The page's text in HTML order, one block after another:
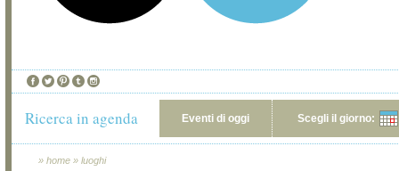
Ricerca in agenda Eventi di oggi Scegli il giorno:
» home » luoghi